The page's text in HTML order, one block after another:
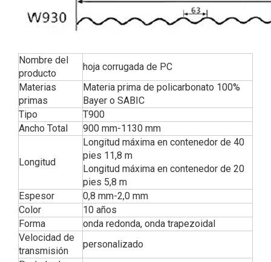
Nombre del
producto
hoja corrugada de PC
Materias
primas
Materia prima de policarbonato 100%
Bayer o SABIC
Tipo
T900
Ancho Total
900 mm-1130 mm
Longitud
Longitud máxima en contenedor de 40
pies 11,8 m
Longitud máxima en contenedor de 20
pies 5,8 m
Espesor
0,8 mm-2,0 mm
Color
10 años
Forma
onda redonda, onda trapezoidal
Velocidad de
transmisión
personalizado